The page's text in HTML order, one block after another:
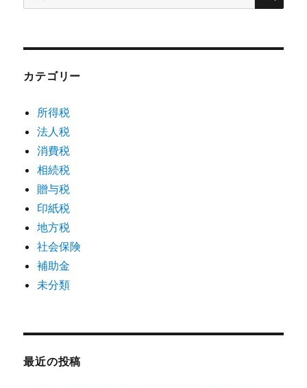
索:
カテゴリー
所得税
法人税
消費税
相続税
贈与税
印紙税
地方税
社会保険
補助金
未分類
最近の投稿